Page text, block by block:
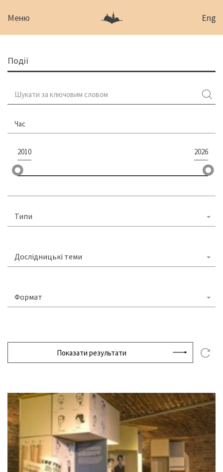
Меню Eng
Події
Час
2010 2026
Типи
Дослідницькі теми
Формат
Показати результати